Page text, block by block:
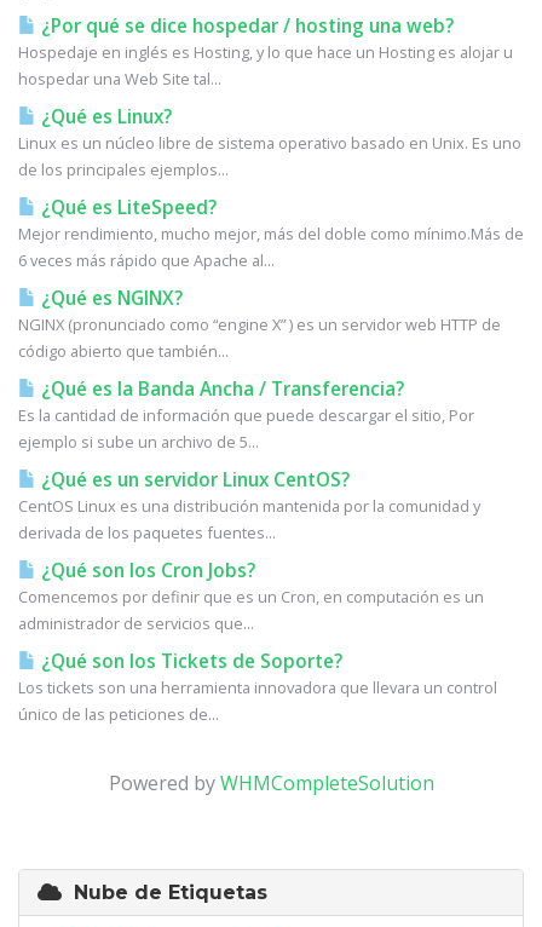
¿Por qué se dice hospedar / hosting una web?
Hospedaje en inglés es Hosting, y lo que hace un Hosting es alojar u
hospedar una Web Site tal...
¿Qué es Linux?
Linux es un núcleo libre de sistema operativo basado en Unix. Es uno
de los principales ejemplos...
¿Qué es LiteSpeed?
Mejor rendimiento, mucho mejor, más del doble como mínimo.Más de
6 veces más rápido que Apache al...
¿Qué es NGINX?
NGINX (pronunciado como “engine X” ) es un servidor web HTTP de
código abierto que también...
¿Qué es la Banda Ancha / Transferencia?
Es la cantidad de información que puede descargar el sitio, Por
ejemplo si sube un archivo de 5...
¿Qué es un servidor Linux CentOS?
CentOS Linux es una distribución mantenida por la comunidad y
derivada de los paquetes fuentes...
¿Qué son los Cron Jobs?
Comencemos por definir que es un Cron, en computación es un
administrador de servicios que...
¿Qué son los Tickets de Soporte?
Los tickets son una herramienta innovadora que llevara un control
único de las peticiones de...
Powered byWHMCompleteSolution
Nube de Etiquetas